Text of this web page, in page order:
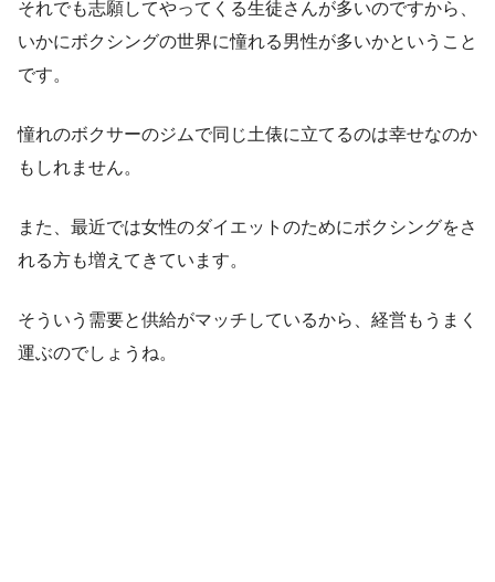
それでも志願してやってくる生徒さんが多いのですから、
いかにボクシングの世界に憧れる男性が多いかということ
です。
憧れのボクサーのジムで同じ土俵に立てるのは幸せなのか
もしれません。
また、最近では女性のダイエットのためにボクシングをさ
れる方も増えてきています。
そういう需要と供給がマッチしているから、経営もうまく
運ぶのでしょうね。